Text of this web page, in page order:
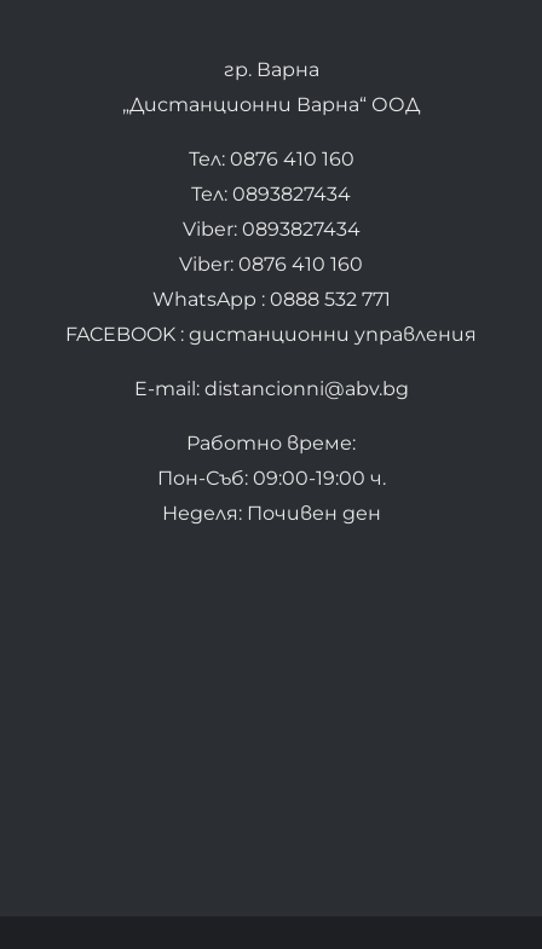
гр. Варна
„Дистанционни Варна“ ООД
Тел: 0876 410 160
Тел: 0893827434
Viber: 0893827434
Viber: 0876 410 160
WhatsApp : 0888 532 771
FACEBOOK : дистанционни управления
E-mail: distancionni@abv.bg
Работно време:
Пон-Съб: 09:00-19:00 ч.
Неделя: Почивен ден